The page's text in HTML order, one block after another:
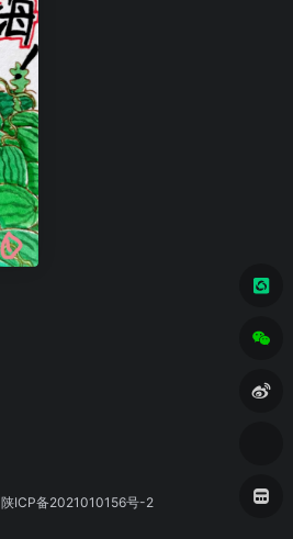
陕ICP备2021010156号-2